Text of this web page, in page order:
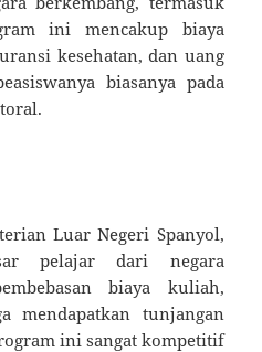
ini mencakup biaya
kesehatan, dan uang
biasanya pada
Luar Negeri Spanyol,
pelajar dari negara
biaya kuliah,
mendapatkan tunjangan
ini sangat kompetitif